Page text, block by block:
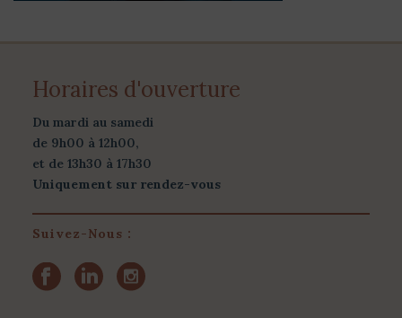
Horaires d'ouverture
Du mardi au samedi
de 9h00 à 12h00,
et de 13h30 à 17h30
Uniquement sur rendez-vous
Suivez-Nous :